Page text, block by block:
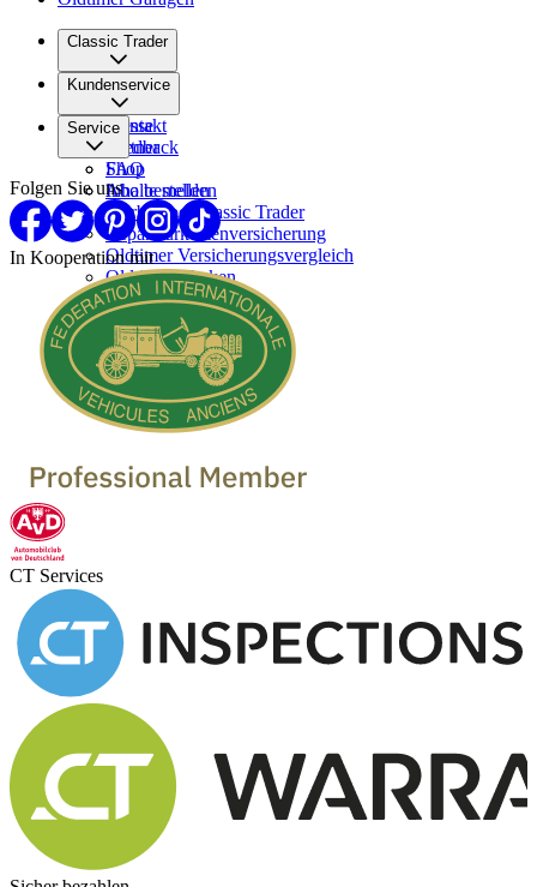
Classic Trader
Über uns
Karriere
Presse
Partner
Kundenservice
Kontakt
Feedback
FAQ
Inhalte melden
Service
Shop
Abo bestellen
Werben bei Classic Trader
Reparaturkostenversicherung
Oldtimer Versicherungsvergleich
Oldtimer Marken
Oldtimer verkaufen
Oldtimer Händler
Oldtimer Garagen
Folgen Sie uns
In Kooperation mit
CT Services